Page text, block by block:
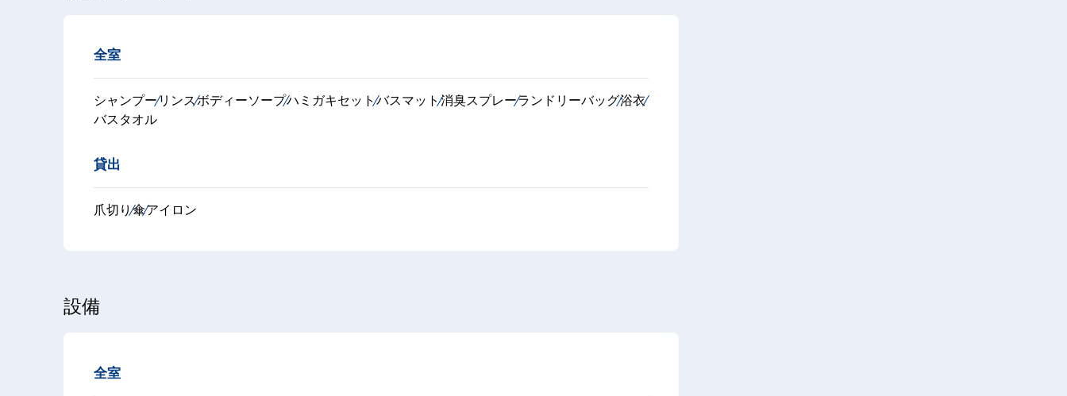
全室
シャンプーリンスボディーソープハミガキセットバスマット消臭スプレーランドリーバッグ浴衣
バスタオル
貸出
爪切り傘アイロン
設備
全室